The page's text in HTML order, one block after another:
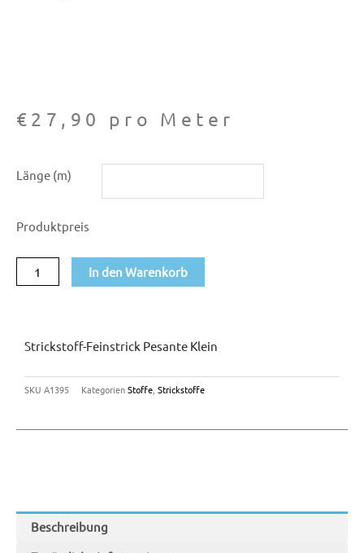
€ 27,90 pro Meter
Länge (m)
Produktpreis
Feinstrick
klein
Menge
In den Warenkorb
Strickstoff-Feinstrick Pesante Klein
SKU A1395 KategorienStoffe Strickstoffe
Beschreibung